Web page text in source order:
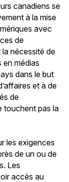
canadiens se
à la mise
avec
de
nécessité de
médias
dans le but
et à de
de
touchent pas la
les exigences
de un ou de
Les
accès au